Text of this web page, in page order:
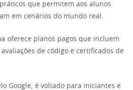
que permitem aos alunos
em cenários do mundo real.
oferece planos pagos que incluem
de código e certificados de
Google, é voltado para iniciantes e